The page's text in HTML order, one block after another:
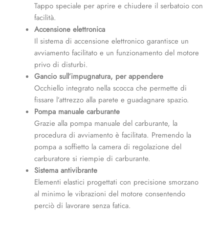
Tappo speciale per aprire e chiudere il serbatoio con
facilità.
Accensione elettronica
Il sistema di accensione elettronico garantisce un
avviamento facilitato e un funzionamento del motore
privo di disturbi.
Gancio sull’impugnatura, per appendere
Occhiello integrato nella scocca che permette di
fissare l’attrezzo alla parete e guadagnare spazio.
Pompa manuale carburante
Grazie alla pompa manuale del carburante, la
procedura di avviamento è facilitata. Premendo la
pompa a soffietto la camera di regolazione del
carburatore si riempie di carburante.
Sistema antivibrante
Elementi elastici progettati con precisione smorzano
al minimo le vibrazioni del motore consentendo
perciò di lavorare senza fatica.